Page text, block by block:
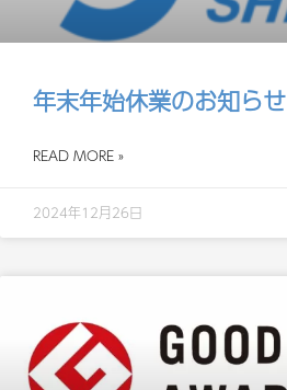
年末年始休業のお知らせ
READ MORE »
2024年12月26日